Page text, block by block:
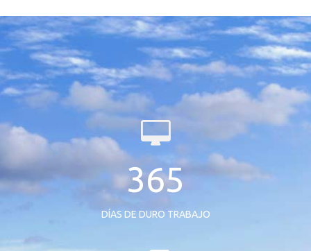
365
DÍAS DE DURO TRABAJO